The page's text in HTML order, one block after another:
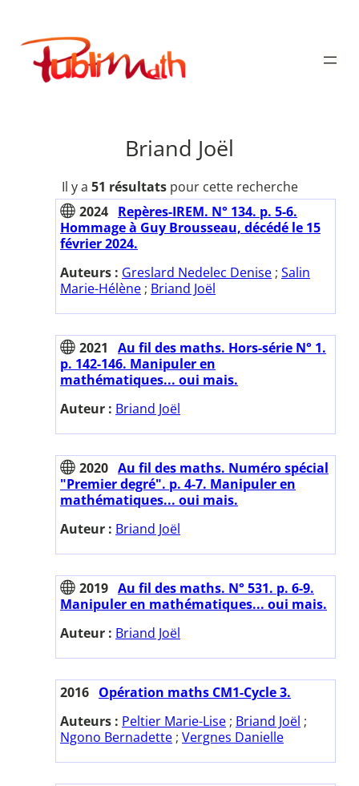
contenu
Publimath
Briand Joël
Il y a 51 résultatspour cette recherche
2024 Repères-IREM. N° 134. p. 5-6.
Hommage à Guy Brousseau, décédé le 15
février 2024.
Auteurs : Greslard Nedelec Denise ; Salin
Marie-Hélène ; Briand Joël
2021
Au fil des maths. Hors-série N° 1.
p. 142-146. Manipuler en
mathématiques... oui mais.
Auteur : Briand Joël
2020 Au fil des maths. Numéro spécial
"Premier degré". p. 4-7. Manipuler en
mathématiques... oui mais.
Auteur : Briand Joël
2019 Au fil des maths. N° 531. p. 6-9.
Manipuler en mathématiques... oui mais.
Auteur : Briand Joël
2016 Opération maths CM1-Cycle 3.
Auteurs : Peltier Marie-Lise ; Briand Joël ;
Ngono Bernadette ; Vergnes Danielle